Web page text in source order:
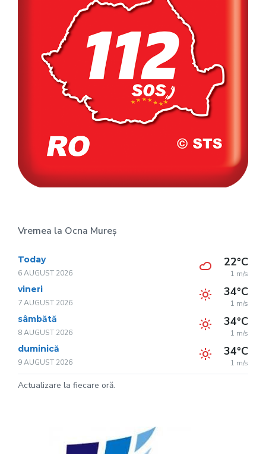
Vremea la Ocna Mureș
Today
6 AUGUST 2026
22°C
1 m/s
vineri
7 AUGUST 2026
34°C
1 m/s
sâmbătă
8 AUGUST 2026
34°C
1 m/s
duminică
9 AUGUST 2026
34°C
1 m/s
Actualizare la fiecare oră.